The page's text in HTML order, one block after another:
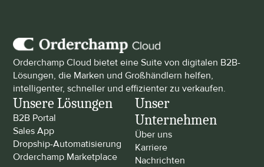
Orderchamp Cloud bietet eine Suite von digitalen B2B-
Lösungen, die Marken und Großhändlern helfen,
intelligenter, schneller und effizienter zu verkaufen.
Unsere Lösungen
B2B Portal
Sales App
Dropship-Automatisierung
Orderchamp Marketplace
Unser
Unternehmen
Über uns
Karriere
Nachrichten